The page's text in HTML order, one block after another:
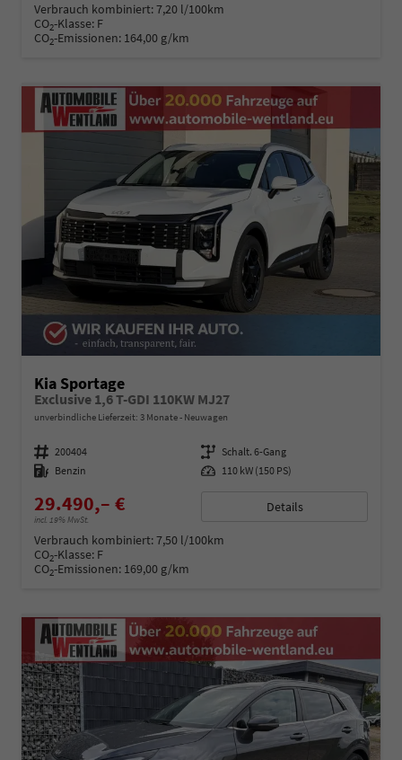
Verbrauch kombiniert:7,20 l/100km
CO2-Klasse: F
CO2-Emissionen: 164,00 g/km
Kia Sportage
Exclusive 1,6 T-GDI 110KW MJ27
unverbindliche Lieferzeit: 3 Monate Neuwagen
Fahrzeugnummer 200404 Getriebe Schalt. 6-Gang
Kraftstoff Benzin Leistung 110 kW (150 PS)
29.490,– €
incl. 19% MwSt.
Details
Verbrauch kombiniert:7,50 l/100km
CO2-Klasse: F
CO2-Emissionen: 169,00 g/km